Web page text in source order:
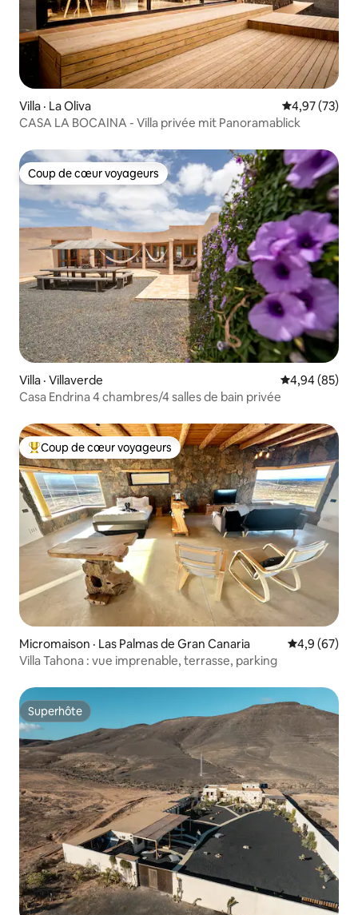
Villa · La Oliva Note
4,97 (73)
CASA LA BOCAINA - Villa privée mit Panoramablick
Coup de cœur voyageurs
Coup de cœur voyageurs
Villa · Villaverde Note
4,94 (85)
Casa Endrina 4 chambres/4 salles de bain privée
Coup de cœur voyageurs parmi les plus aimés
Coup de cœur voyageurs
Micromaison · Las Palmas de Gran Canaria Note
4,9 (67)
Villa Tahona : vue imprenable, terrasse, parking
Superhôte
Superhôte